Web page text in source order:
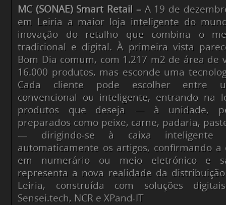
MC (SONAE) Smart Retail – A 19 de
em Leiria a maior loja inteligente do
inovação do retalho que combina o
tradicional e digital. À primeira vista
Bom Dia comum, com 1.217 m2 de área de
16.000 produtos, mas esconde uma
Cada cliente pode escolher entre
convencional ou inteligente, entrando na
produtos que deseja — à unidade,
preparados como peixe, carne, padaria,
— dirigindo-se à caixa inteligente
automaticamente os artigos, confirmando a
em numerário ou meio eletrónico e
representa a nova realidade da
Leiria, construída com soluções
Sensei.tech, NCR e XPand-IT